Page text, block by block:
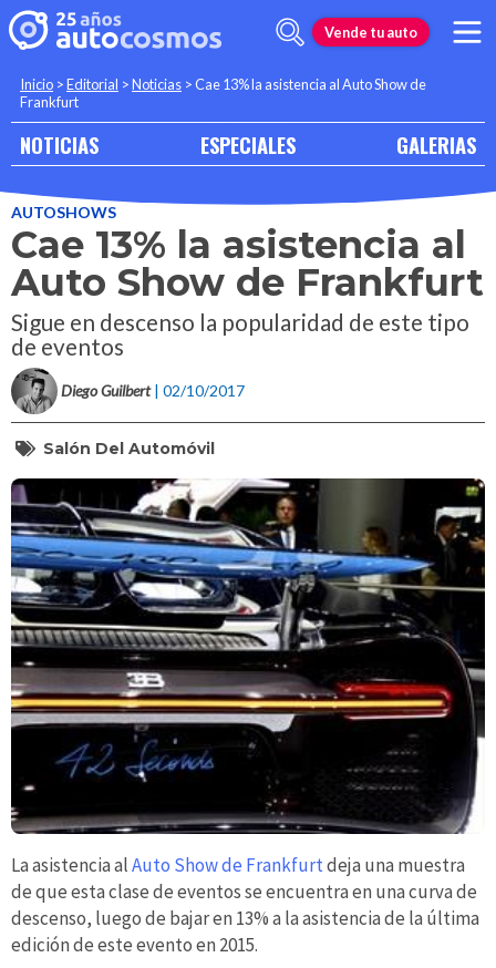
Vende tu auto
Inicio >Editorial >Noticias >Cae 13% la asistencia al Auto Show de
Frankfurt
NOTICIAS ESPECIALES GALERIAS
AUTOSHOWS
Cae 13% la asistencia al
Auto Show de Frankfurt
Sigue en descenso la popularidad de este tipo
de eventos
Diego Guilbert | 02/10/2017
Salón Del Automóvil
La asistencia alAuto Show de Frankfurtdeja una muestra
de que esta clase de eventos se encuentra en una curva de
descenso, luego de bajar en 13% a la asistencia de la última
edición de este evento en 2015.